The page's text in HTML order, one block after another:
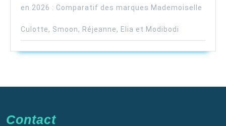
en 2026 : Comparatif des marques Mademoiselle
Culotte, Smoon, Réjeanne, Elia et Modibodi
Contact